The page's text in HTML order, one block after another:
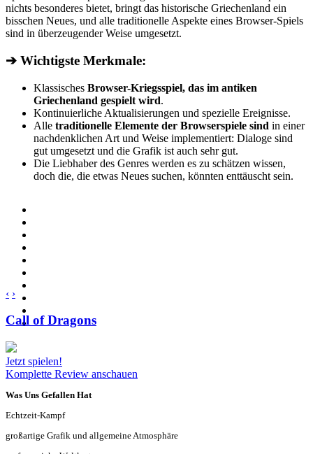
nichts besonderes bietet, bringt das historische Griechenland ein
bisschen Neues, und alle traditionelle Aspekte eines Browser-Spiels
sind in überzeugender Weise umgesetzt.
➔ Wichtigste Merkmale:
Klassisches Browser-Kriegsspiel, das im antiken
Griechenland gespielt wird.
Kontinuierliche Aktualisierungen und spezielle Ereignisse.
Alle traditionelle Elemente der Browserspiele sind in einer
nachdenklichen Art und Weise implementiert: Dialoge sind
gut umgesetzt und die Grafik ist auch sehr gut.
Die Liebhaber des Genres werden es zu schätzen wissen,
doch die, die etwas Neues suchen, könnten enttäuscht sein.
‹ ›
Call of Dragons
Jetzt spielen!
Komplette Review anschauen
Was Uns Gefallen Hat
Echtzeit-Kampf
großartige Grafik und allgemeine Atmosphäre